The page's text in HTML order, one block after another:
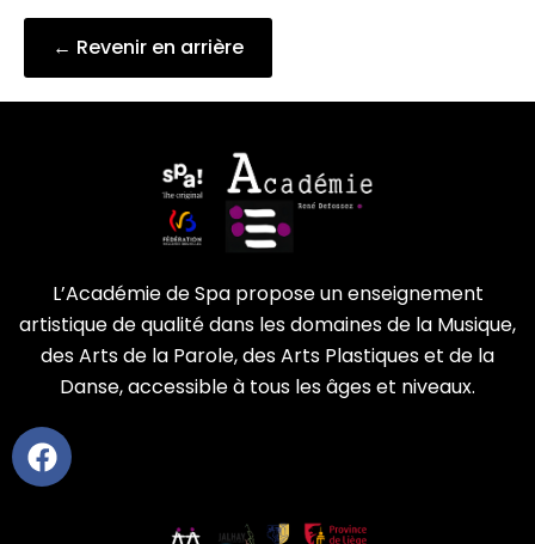
← Revenir en arrière
L’Académie de Spa propose un enseignement
artistique de qualité dans les domaines de la Musique,
des Arts de la Parole, des Arts Plastiques et de la
Danse, accessible à tous les âges et niveaux.